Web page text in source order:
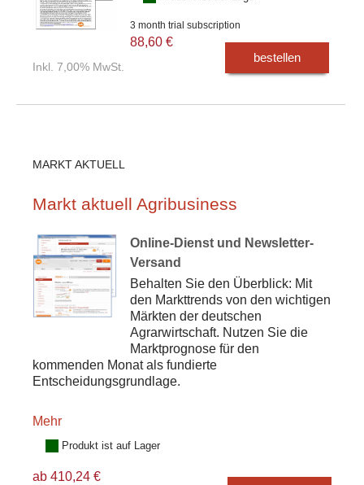
3 month trial subscription
88,60 €
Inkl. 7,00% MwSt.
bestellen
MARKT AKTUELL
Markt aktuell Agribusiness
Online-Dienst und Newsletter-
Versand
Behalten Sie den Überblick: Mit
den Markttrends von den wichtigen
Märkten der deutschen
Agrarwirtschaft. Nutzen Sie die
Marktprognose für den
kommenden Monat als fundierte
Entscheidungsgrundlage.
Mehr
Produkt ist auf Lager
ab 410,24 €